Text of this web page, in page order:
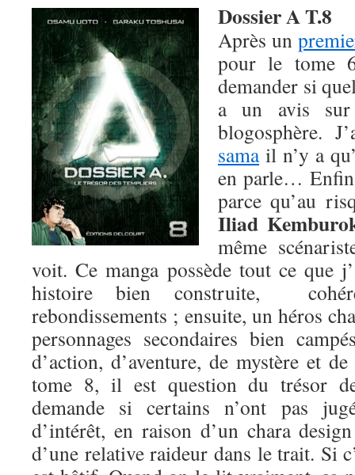
Dossier A T.8
Après un
pour le tome
demander si
a un avis
blogosphère.
samail n’y a
en parle… Enfin
parce qu’au
Iliad
même
voit. Ce manga possède tout ce que
histoire bien construite,
rebondissements ; ensuite, un héros
personnages secondaires bien
d’action, d’aventure, de mystère et
tome 8, il est question du trésor
demande si certains n’ont pas
d’intérêt, en raison d’un chara
d’une relative raideur dans le trait. Si